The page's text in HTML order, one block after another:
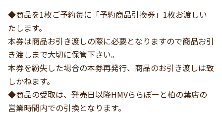
◆商品を1枚ご予約毎に「予約商品引換券」1枚お渡しい
たします。
本券は商品お引き渡しの際に必要となりますので商品お引
き渡しまで大切に保管下さい。
本券を紛失した場合の本券再発行、商品のお引き渡しは致
しかねます。
◆商品の受取は、発売日以降HMVららぽーと柏の葉店の
営業時間内での引換となります。